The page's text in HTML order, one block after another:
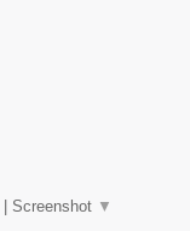
Screenshot ▼